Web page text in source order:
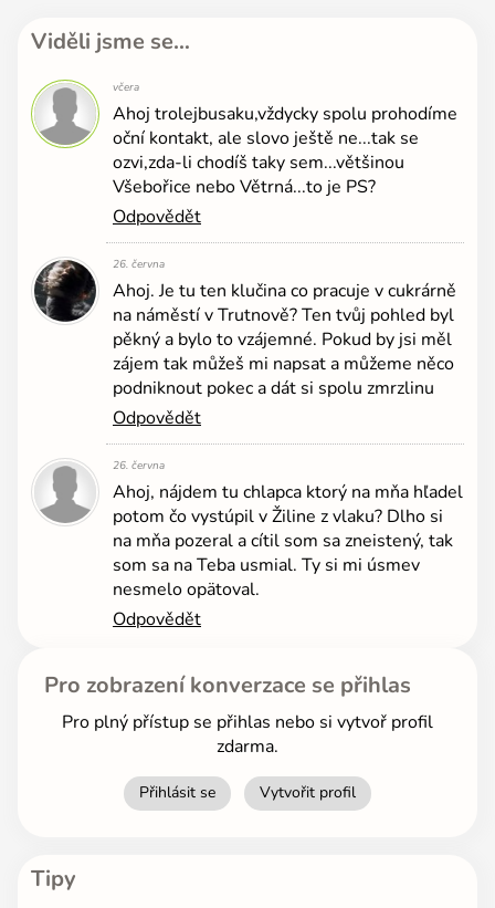
Viděli jsme se…
včera
Ahoj trolejbusaku,vždycky spolu prohodíme
oční kontakt, ale slovo ještě ne...tak se
ozvi,zda-li chodíš taky sem...většinou
Všebořice nebo Větrná...to je PS?
Odpovědět
26. června
Ahoj. Je tu ten klučina co pracuje v cukrárně
na náměstí v Trutnově? Ten tvůj pohled byl
pěkný a bylo to vzájemné. Pokud by jsi měl
zájem tak můžeš mi napsat a můžeme něco
podniknout pokec a dát si spolu zmrzlinu
Odpovědět
26. června
Ahoj, nájdem tu chlapca ktorý na mňa hľadel
potom čo vystúpil v Žiline z vlaku? Dlho si
na mňa pozeral a cítil som sa zneistený, tak
som sa na Teba usmial. Ty si mi úsmev
nesmelo opätoval.
Odpovědět
Pro zobrazení konverzace se přihlas
Pro plný přístup se přihlas nebo si vytvoř profil
zdarma.
Přihlásit se Vytvořit profil
Tipy